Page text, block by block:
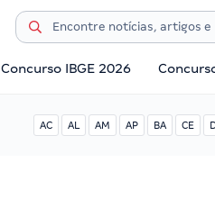
Concurso IBGE 2026
AC AL AM AP BA CE